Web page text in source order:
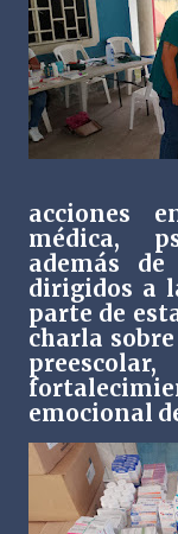
acciones
médica,
además
dirigidos a
parte de
charla
emocional